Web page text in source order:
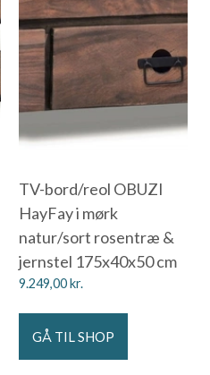
TV-bord/reol OBUZI
HayFay i mørk
natur/sort rosentræ &
jernstel 175x40x50 cm
9.249,00kr.
GÅ TIL SHOP